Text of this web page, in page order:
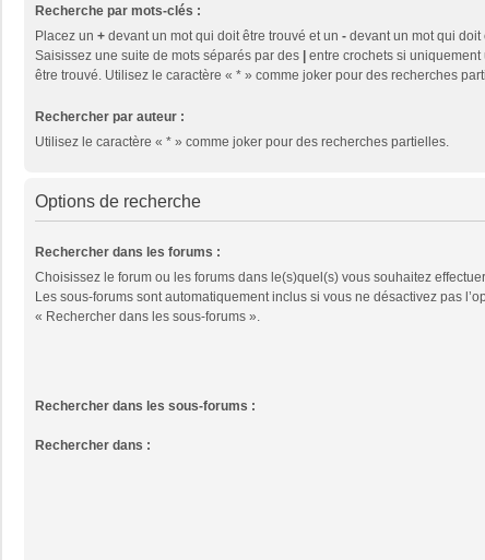
Recherche par mots-clés :
Placez un + devant un mot qui doit être trouvé et un - devant un mot qui doit
Saisissez une suite de mots séparés par des | entre crochets si uniquement
être trouvé. Utilisez le caractère « * » comme joker pour des recherches
Rechercher par auteur :
Utilisez le caractère « * » comme joker pour des recherches partielles.
Options de recherche
Rechercher dans les forums :
Choisissez le forum ou les forums dans le(s)quel(s) vous souhaitez
Les sous-forums sont automatiquement inclus si vous ne désactivez pas
« Rechercher dans les sous-forums ».
Rechercher dans les sous-forums :
Rechercher dans :